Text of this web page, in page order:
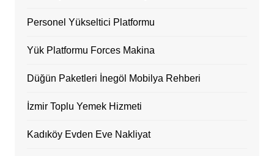
Personel Yükseltici Platformu
Yük Platformu Forces Makina
Düğün Paketleri İnegöl Mobilya Rehberi
İzmir Toplu Yemek Hizmeti
Kadıköy Evden Eve Nakliyat